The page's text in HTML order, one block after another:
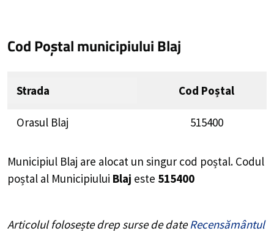
Cod Poștal municipiului Blaj
Strada Cod Poștal
Orasul Blaj 515400
Municipiul Blaj are alocat un singur cod poștal. Codul
poștal al Municipiului Blaj este 515400
Articolul folosește drep surse de dateRecensământul